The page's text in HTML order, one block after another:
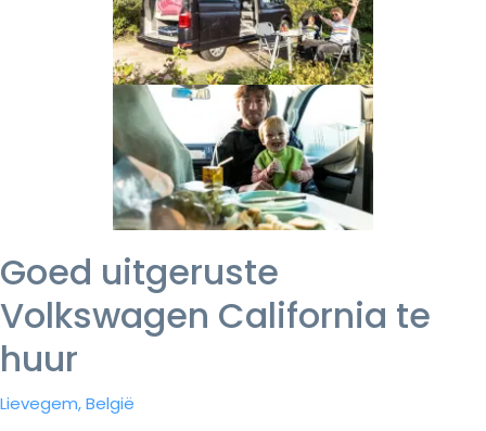
Goed uitgeruste
Volkswagen California te
huur
Lievegem, België